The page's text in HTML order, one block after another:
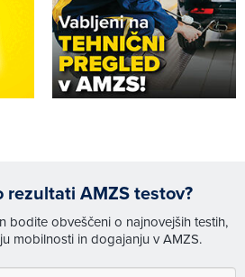
rezultati AMZS testov?
bodite obveščeni o najnovejših testih,
mobilnosti in dogajanju v AMZS.